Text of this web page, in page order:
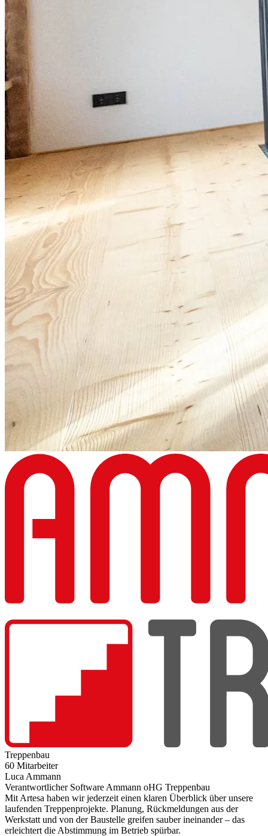
Treppenbau
60 Mitarbeiter
Luca Ammann
Verantwortlicher Software Ammann oHG Treppenbau
Mit Artesa haben wir jederzeit einen klaren Überblick über unsere
laufenden Treppenprojekte. Planung, Rückmeldungen aus der
Werkstatt und von der Baustelle greifen sauber ineinander – das
erleichtert die Abstimmung im Betrieb spürbar.